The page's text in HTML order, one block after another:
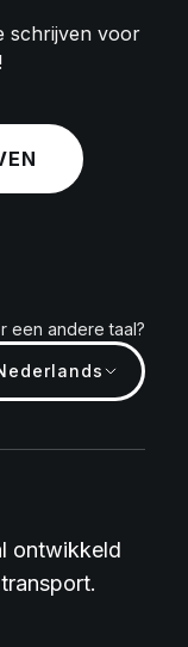
schrijven voor
een andere taal?
ontwikkeld